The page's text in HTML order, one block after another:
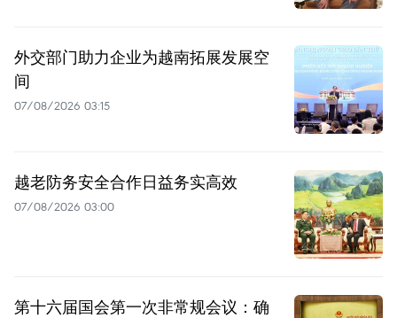
外交部门助力企业为越南拓展发展空
间
07/08/2026 03:15
越老防务安全合作日益务实高效
07/08/2026 03:00
第十六届国会第一次非常规会议：确